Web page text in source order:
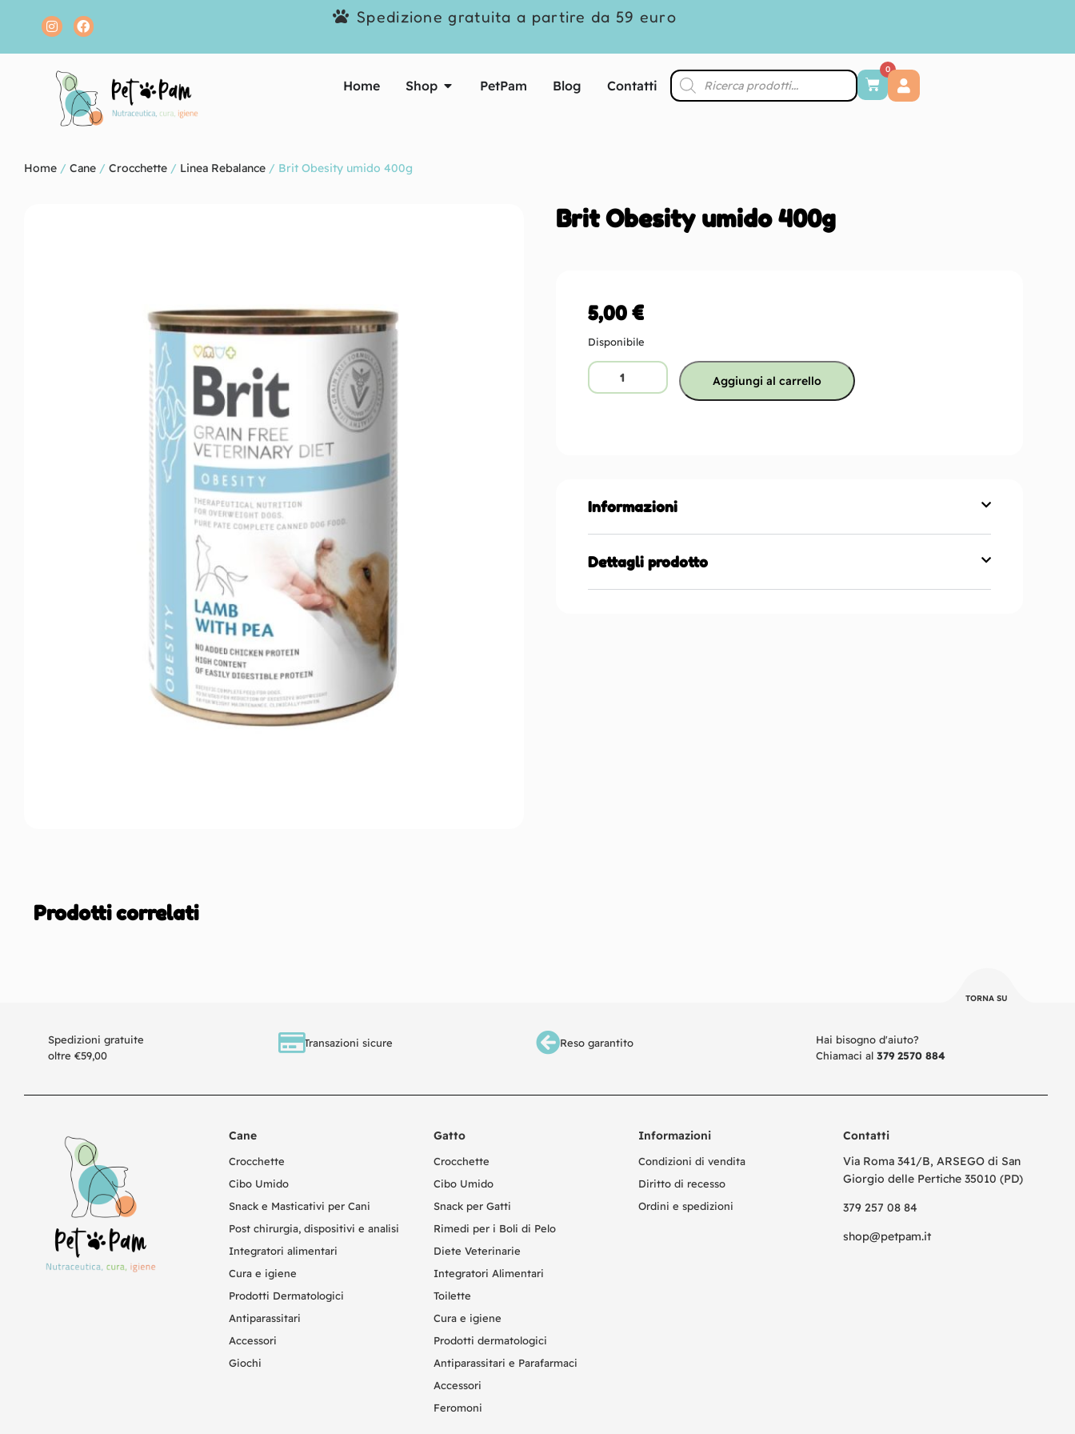
Spedizione gratuita a partire da 59 euro
Home Shop PetPam Blog Contatti
0
Home / Cane / Crocchette / Linea Rebalance / Brit Obesity umido 400g
Brit Obesity umido 400g
5,00€
Disponibile
Aggiungi al carrello
Informazioni
Dettagli prodotto
Prodotti correlati
TORNA SU
Spedizioni gratuite
oltre €59,00
Transazioni sicure Reso garantito
Hai bisogno d'aiuto?
Chiamaci al 379 2570 884
Cane
Crocchette
Cibo Umido
Snack e Masticativi per Cani
Post chirurgia, dispositivi e analisi
Integratori alimentari
Cura e igiene
Prodotti Dermatologici
Antiparassitari
Accessori
Giochi
Gatto
Crocchette
Cibo Umido
Snack per Gatti
Rimedi per i Boli di Pelo
Diete Veterinarie
Integratori Alimentari
Toilette
Cura e igiene
Prodotti dermatologici
Antiparassitari e Parafarmaci
Accessori
Feromoni
Informazioni
Condizioni di vendita
Diritto di recesso
Ordini e spedizioni
Contatti
Via Roma 341/B, ARSEGO di San
Giorgio delle Pertiche 35010 (PD)
379 257 08 84
shop@petpam.it